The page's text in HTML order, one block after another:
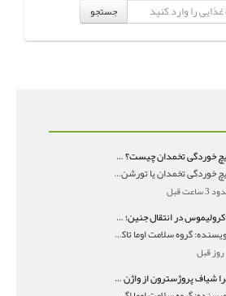
جستجو
پیچ خوردگی تخمدان چیست؟ علائم اورژانسی، تشخیص و درمان تورشن تخمدان
پیچ خوردگی تخمدان یا تورشن تخمدان زمانی رخ می‌ده
ساعت قبل
تاکرولیموس در انتقال جنین؛ آیا شانس لانه‌گزینی را افزایش می‌دهد؟
نویسنده: گروه سلامت اوما تاکرولیموس در انتقال جنین
چرا شیاف پروژسترون از واژن بیرون می‌ریزد؟ میزان جذب و زمان صحیح مصرف